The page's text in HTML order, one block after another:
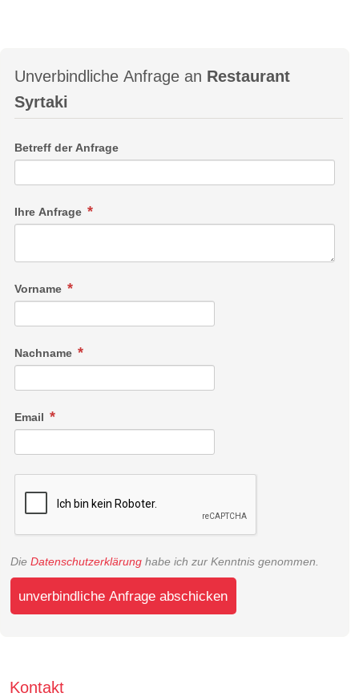
Unverbindliche Anfrage an Restaurant
Syrtaki
Betreff der Anfrage
Ihre Anfrage
Vorname
Nachname
Email
Die Datenschutzerklärung habe ich zur Kenntnis genommen.
unverbindliche Anfrage abschicken
Kontakt